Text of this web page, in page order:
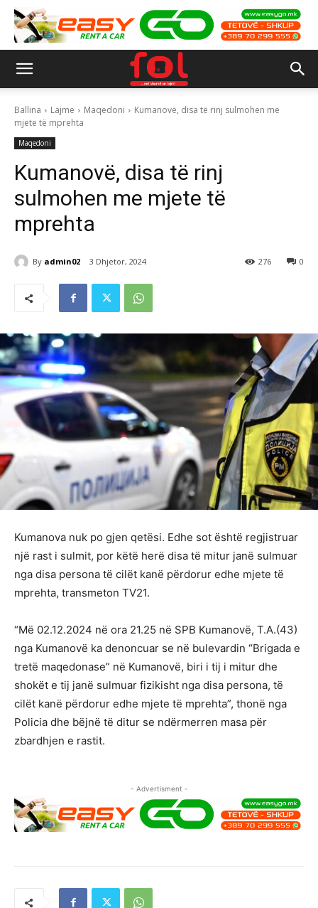
Ballina Lajme Maqedoni
Kumanovë, disa të rinj sulmohen me
mjete të mprehta
Maqedoni
Kumanovë, disa të rinj
sulmohen me mjete të
mprehta
By admin02 3 Dhjetor, 2024 0
276
Kumanova nuk po gjen qetësi. Edhe sot është regjistruar
një rast i sulmit, por këtë herë disa të mitur janë sulmuar
nga disa persona të cilët kanë përdorur edhe mjete të
mprehta, transmeton TV21.
“Më 02.12.2024 në ora 21.25 në SPB Kumanovë, T.A.(43)
nga Kumanovë ka denoncuar se në bulevardin “Brigada e
tretë maqedonase” në Kumanovë, biri i tij i mitur dhe
shokët e tij janë sulmuar fizikisht nga disa persona, të
cilët kanë përdorur edhe mjete të mprehta”, thonë nga
Policia dhe bëjnë të ditur se ndërmerren masa për
zbardhjen e rastit.
- Advertisment -